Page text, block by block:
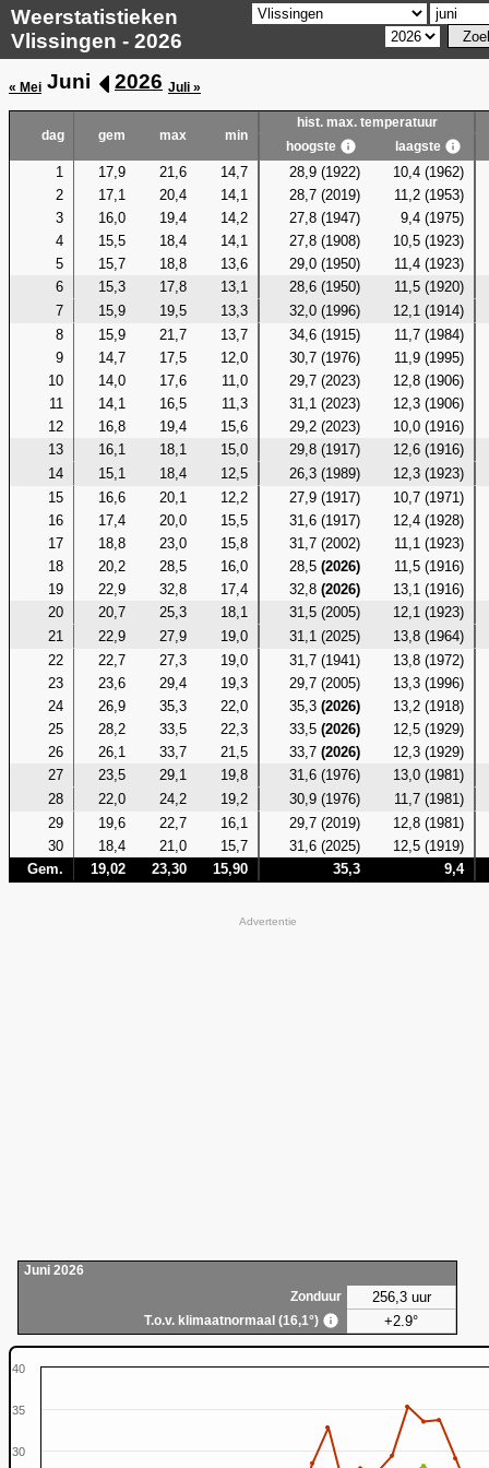
Weerstatistieken
Vlissingen - 2026
« Mei Juni 2026 Juli »
dag gem max min
hist. max. temperatuur
hoogste
laagste
1 17,9 21,6 14,7 28,9 (1922)
10,4 (1962)
2
17,1 20,4 14,1 28,7 (2019)
11,2 (1953)
3
16,0 19,4 14,2 27,8 (1947)
9,4 (1975)
4
15,5 18,4 14,1 27,8 (1908)
10,5 (1923)
5
15,7 18,8 13,6 29,0 (1950)
11,4 (1923)
6
15,3 17,8 13,1 28,6 (1950)
11,5 (1920)
7
15,9 19,5 13,3 32,0 (1996)
12,1 (1914)
8
15,9 21,7 13,7 34,6 (1915)
11,7 (1984)
9
14,7 17,5 12,0 30,7 (1976)
11,9 (1995)
10
14,0 17,6 11,0 29,7 (2023)
12,8 (1906)
11
14,1 16,5 11,3 31,1 (2023)
12,3 (1906)
12
16,8 19,4 15,6 29,2 (2023)
10,0 (1916)
13
16,1 18,1 15,0 29,8 (1917)
12,6 (1916)
14
15,1 18,4 12,5 26,3 (1989)
12,3 (1923)
15
16,6 20,1 12,2 27,9 (1917)
10,7 (1971)
16
17,4 20,0 15,5 31,6 (1917)
12,4 (1928)
17
18,8 23,0 15,8 31,7 (2002)
11,1 (1923)
18
20,2 28,5 16,0 28,5(2026)
11,5 (1916)
19
22,9 32,8 17,4 32,8(2026)
13,1 (1916)
20
20,7 25,3 18,1 31,5 (2005)
12,1 (1923)
21
22,9 27,9 19,0 31,1 (2025)
13,8 (1964)
22
22,7 27,3 19,0 31,7 (1941)
13,8 (1972)
23
23,6 29,4 19,3 29,7 (2005)
13,3 (1996)
24
26,9 35,3 22,0 35,3(2026)
13,2 (1918)
25
28,2 33,5 22,3 33,5(2026)
12,5 (1929)
26
26,1 33,7 21,5 33,7(2026)
12,3 (1929)
27
23,5 29,1 19,8 31,6 (1976)
13,0 (1981)
28
22,0 24,2 19,2 30,9 (1976)
11,7 (1981)
29
19,6 22,7 16,1 29,7 (2019)
12,8 (1981)
30
18,4 21,0 15,7 31,6 (2025)
12,5 (1919)
Gem.
19,02 23,30 15,90 35,3 9,4
Advertentie
Juni 2026
Zonduur
256,3 uur
T.o.v. klimaatnormaal (16,1°) +2.9°
30
35
40